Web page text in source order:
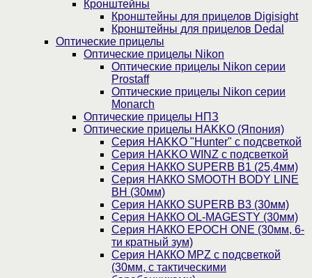
Кронштейны
Кронштейны для прицелов Digisight
Кронштейны для прицелов Dedal
Оптические прицелы
Оптические прицелы Nikon
Оптические прицелы Nikon серии
Prostaff
Оптические прицелы Nikon серии
Monarch
Оптические прицелы НПЗ
Оптические прицелы HAKKO (Япония)
Cерия HAKKO "Hunter" с подсветкой
Серия НAKKO WINZ с подсветкой
Серия НАККО SUPERB B1 (25,4мм)
Серия НАККО SMOOTH BODY LINE
BH (30мм)
Серия НАККО SUPERB B3 (30мм)
Серия НАККО OL-MAGESTY (30мм)
Серия НАККО EPOCH ONE (30мм, 6-
ти кратный зум)
Серия НАККО MPZ с подсветкой
(30мм, c тактическими